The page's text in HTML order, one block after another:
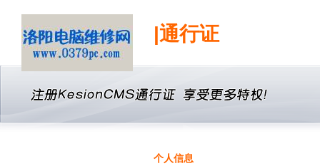
|通行证
个人信息